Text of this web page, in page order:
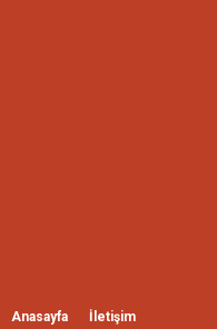
Anasayfa İletişim